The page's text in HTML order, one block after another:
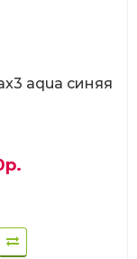
aqua синяя